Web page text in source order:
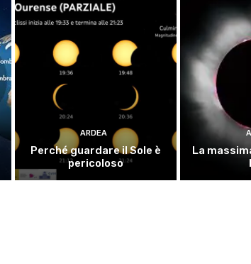
ARDEA
Perché guardare il Sole è
pericoloso
La